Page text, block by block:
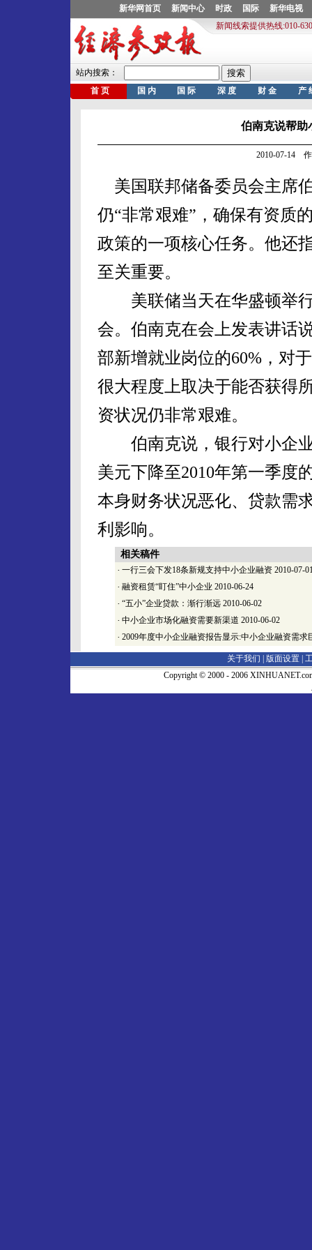
伯南克说帮助
2010-07-14
美国联邦储备委员会主席
仍“非常艰难”，确保有资质
政策的一项核心任务。他还
至关重要。
美联储当天在华盛顿举行
会。伯南克在会上发表讲话
部新增就业岗位的60%，对
很大程度上取决于能否获得
资状况仍非常艰难。
伯南克说，银行对小企业
美元下降至2010年第一季度
本身财务状况恶化、贷款需
利影响。
相关稿件
· 一行三会下发18条新规支持中小企业融资 2010-07-
· 融资租赁“盯住”中小企业 2010-06-24
· “五小”企业贷款：渐行渐远 2010-06-02
· 中小企业市场化融资需要新渠道 2010-06-02
· 2009年度中小企业融资报告显示:中小企业融资需求
关于我们 | 版面设置
Copyright © 2000 - 2006